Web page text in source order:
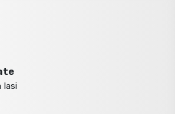
Iasi